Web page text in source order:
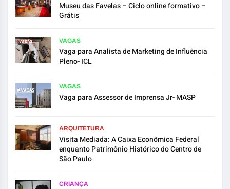
Museu das Favelas – Ciclo online formativo –
Grátis
VAGAS
Vaga para Analista de Marketing de Influência
Pleno- ICL
VAGAS
Vaga para Assessor de Imprensa Jr- MASP
ARQUITETURA
Visita Mediada: A Caixa Econômica Federal
enquanto Patrimônio Histórico do Centro de
São Paulo
CRIANÇA